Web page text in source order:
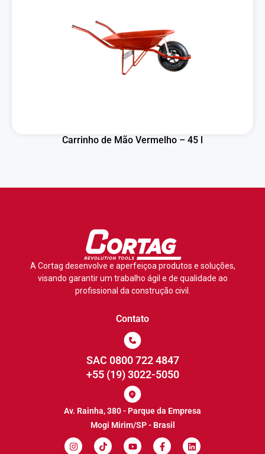
Carrinho de Mão Vermelho – 45 l
A Cortag desenvolve e aperfeiçoa produtos e soluções,
visando garantir um trabalho ágil e de qualidade ao
profissional da construção civil.
Contato
SAC 0800 722 4847
+55 (19) 3022-5050
Av. Rainha, 380 - Parque da Empresa
Mogi Mirim/SP - Brasil